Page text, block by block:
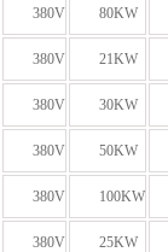
380V 80KW
380V 21KW
380V 30KW
380V 50KW
380V 100KW
380V 25KW